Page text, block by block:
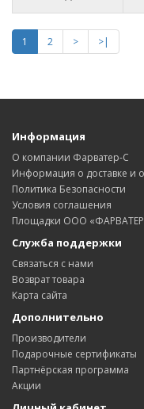
1 2 >
>|
Информация
О компании Фарватер-С
Информация о доставке и
Политика Безопасности
Условия соглашения
Площадки ООО
Служба поддержки
Связаться с нами
Возврат товара
Карта сайта
Дополнительно
Производители
Подарочные сертификаты
Партнёрская программа
Акции